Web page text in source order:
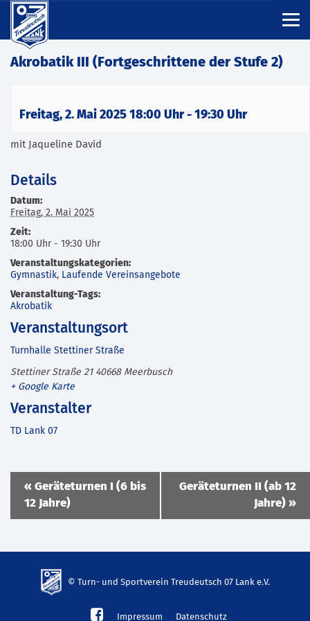
Akrobatik III (Fortgeschrittene der Stufe 2)
Freitag, 2. Mai 2025 18:00 Uhr- 19:30 Uhr
mit Jaqueline David
Details
Datum:
Freitag, 2. Mai 2025
Zeit:
18:00 Uhr - 19:30 Uhr
Veranstaltungskategorien:
Gymnastik, Laufende Vereinsangebote
Veranstaltung-Tags:
Akrobatik
Veranstaltungsort
Turnhalle Stettiner Straße
Stettiner Straße 21 40668 Meerbusch
+ Google Karte
Veranstalter
TD Lank 07
Veranstaltung
Navigation
« Geräteturnen I (6 bis
12 Jahre)
Geräteturnen II (ab 12
Jahre) »
© Turn- und Sportverein Treudeutsch 07 Lank e.V.
Impressum Datenschutz